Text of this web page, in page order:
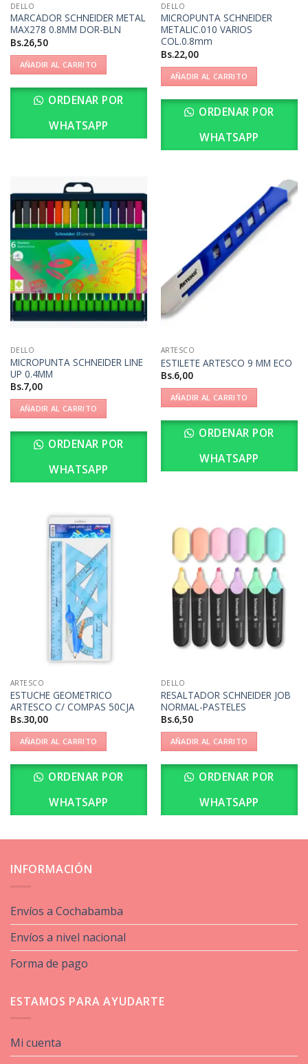
DELLO
MARCADOR SCHNEIDER METAL
MAX278 0.8MM DOR-BLN
Bs.26,50
AÑADIR AL CARRITO
ORDENAR POR
WHATSAPP
DELLO
MICROPUNTA SCHNEIDER
METALIC.010 VARIOS
COL.0.8mm
Bs.22,00
AÑADIR AL CARRITO
ORDENAR POR
WHATSAPP
DELLO
MICROPUNTA SCHNEIDER LINE
UP 0.4MM
Bs.7,00
AÑADIR AL CARRITO
ORDENAR POR
WHATSAPP
ARTESCO
ESTILETE ARTESCO 9 MM ECO
Bs.6,00
AÑADIR AL CARRITO
ORDENAR POR
WHATSAPP
ARTESCO
ESTUCHE GEOMETRICO
ARTESCO C/ COMPAS 50CJA
Bs.30,00
AÑADIR AL CARRITO
ORDENAR POR
WHATSAPP
DELLO
RESALTADOR SCHNEIDER JOB
NORMAL-PASTELES
Bs.6,50
AÑADIR AL CARRITO
ORDENAR POR
WHATSAPP
INFORMACIÓN
Envíos a Cochabamba
Envíos a nivel nacional
Forma de pago
ESTAMOS PARA AYUDARTE
Mi cuenta